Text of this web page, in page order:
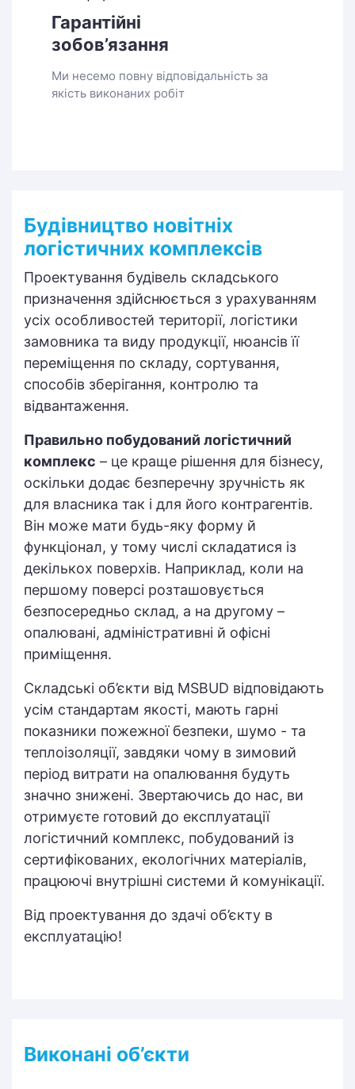
Гарантійні
зобов’язання
Ми несемо повну відповідальність за
якість виконаних робіт
Будівництво новітніх
логістичних комплексів
Проектування будівель складського
призначення здійснюється з урахуванням
усіх особливостей території, логістики
замовника та виду продукції, нюансів її
переміщення по складу, сортування,
способів зберігання, контролю та
відвантаження.
Правильно побудований логістичний
комплекс – це краще рішення для бізнесу,
оскільки додає безперечну зручність як
для власника так і для його контрагентів.
Він може мати будь-яку форму й
функціонал, у тому числі складатися із
декількох поверхів. Наприклад, коли на
першому поверсі розташовується
безпосередньо склад, а на другому –
опалювані, адміністративні й офісні
приміщення.
Складські об’єкти від MSBUD відповідають
усім стандартам якості, мають гарні
показники пожежної безпеки, шумо - та
теплоізоляції, завдяки чому в зимовий
період витрати на опалювання будуть
значно знижені. Звертаючись до нас, ви
отримуєте готовий до експлуатації
логістичний комплекс, побудований із
сертифікованих, екологічних матеріалів,
працюючі внутрішні системи й комунікації.
Від проектування до здачі об’єкту в
експлуатацію!
Виконані об’єкти